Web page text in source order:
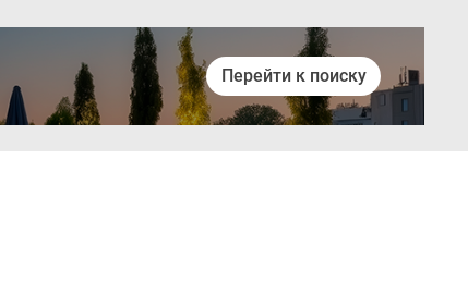
Перейти к поиску